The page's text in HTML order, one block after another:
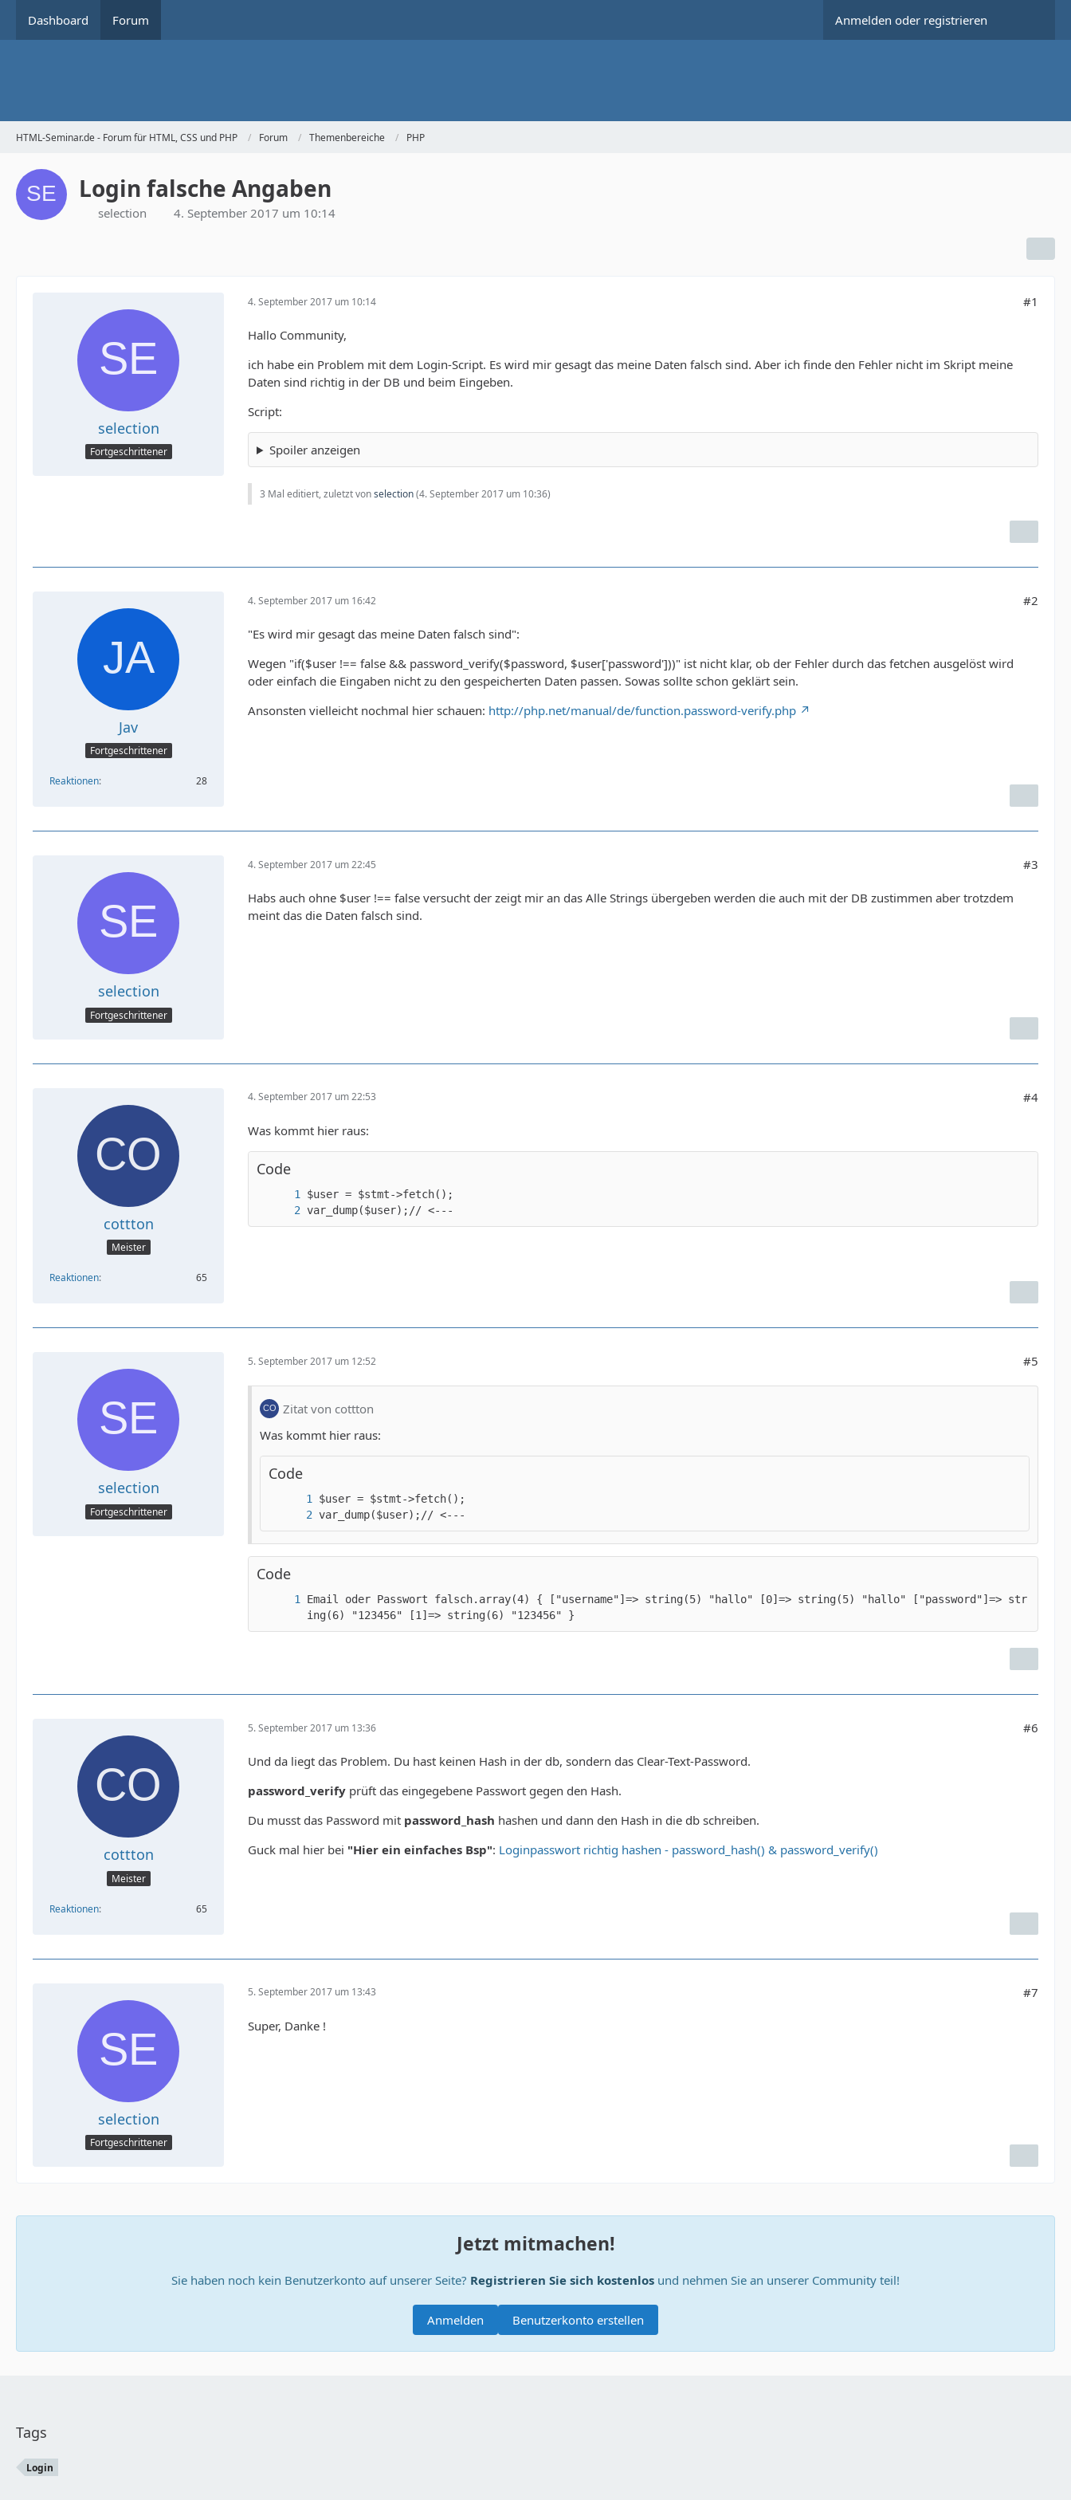
Dashboard Forum Anmelden oder registrieren
HTML-Seminar.de - Forum für HTML, CSS und PHP Forum Themenbereiche PHP
Login falsche Angaben
selection 4. September 2017 um 10:14
selection
Fortgeschrittener
4. September 2017 um 10:14 #1
Hallo Community,
ich habe ein Problem mit dem Login-Script. Es wird mir gesagt das meine Daten falsch sind. Aber ich finde den Fehler nicht im Skript meine
Daten sind richtig in der DB und beim Eingeben.
Script:
Spoiler anzeigen
3 Mal editiert, zuletzt vonselection(4. September 2017 um 10:36)
Jav
Fortgeschrittener
Reaktionen 28
4. September 2017 um 16:42 #2
"Es wird mir gesagt das meine Daten falsch sind":
Wegen "if($user !== false && password_verify($password, $user['password']))" ist nicht klar, ob der Fehler durch das fetchen ausgelöst wird
oder einfach die Eingaben nicht zu den gespeicherten Daten passen. Sowas sollte schon geklärt sein.
Ansonsten vielleicht nochmal hier schauen: http://php.net/manual/de/function.password-verify.php
selection
Fortgeschrittener
4. September 2017 um 22:45 #3
Habs auch ohne $user !== false versucht der zeigt mir an das Alle Strings übergeben werden die auch mit der DB zustimmen aber trotzdem
meint das die Daten falsch sind.
cottton
Meister
Reaktionen 65
4. September 2017 um 22:53 #4
Was kommt hier raus:
Code
var_dump($user);// <---
selection
Fortgeschrittener
5. September 2017 um 12:52 #5
Zitat von cottton
Was kommt hier raus:
Code
var_dump($user);// <---
Code
Email oder Passwort falsch.array(4) { ["username"]=> string(5) "hallo" [0]=> string(5) "hallo" ["password"]=> str
ing(6) "123456" [1]=> string(6) "123456" }
cottton
Meister
Reaktionen 65
5. September 2017 um 13:36 #6
Und da liegt das Problem. Du hast keinen Hash in der db, sondern das Clear-Text-Password.
password_verify prüft das eingegebene Passwort gegen den Hash.
Du musst das Password mit password_hash hashen und dann den Hash in die db schreiben.
Guck mal hier bei "Hier ein einfaches Bsp": Loginpasswort richtig hashen - password_hash() & password_verify()
selection
Fortgeschrittener
5. September 2017 um 13:43 #7
Super, Danke !
Jetzt mitmachen!
Sie haben noch kein Benutzerkonto auf unserer Seite? Registrieren Sie sich kostenlos und nehmen Sie an unserer Community teil!
Benutzerkonto erstellen
Anmelden
Tags
Login